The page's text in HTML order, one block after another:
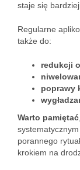
staje się
Regularne
także do:
redukcji
poprawy
Warto pamiętać
systematycznym
porannego
krokiem na